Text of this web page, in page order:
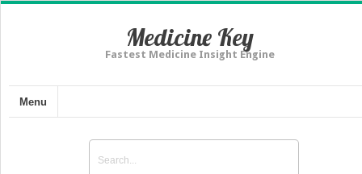
Medicine Key
Fastest Medicine Insight Engine
Menu